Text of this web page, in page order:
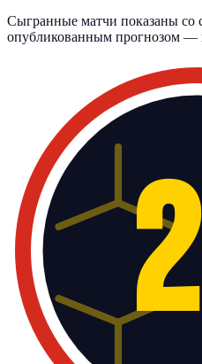
Сыгранные матчи показаны со
опубликованным прогнозом —